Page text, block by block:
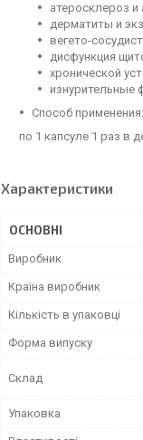
атеросклероз и
дерматиты и
вегето-
дисфункция
хронической
изнурительные
Cпособ применения:
по 1 капсуле 1 раз в
Характеристики
ОСНОВНІ
Виробник
Країна виробник
Кількість в упаковці
Форма випуску
Склад
Упаковка